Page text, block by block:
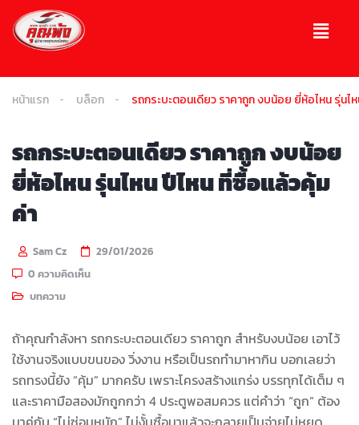
หน้าแรก บล็อก รถกระบะตอนเดียว ราคาถูก งบน้อย ยี่ห้อไหน รุ่นไ
รถกระบะตอนเดียว ราคาถูก งบน้อย
ยี่ห้อไหน รุ่นไหน ปีไหน ที่ซื้อแล้วคุ้ม
ค่า
Sam Cz
29/01/2026
0 ความคิดเห็น
บทความ
ถ้าคุณกำลังหา รถกระบะตอนเดียว ราคาถูก สำหรับงบน้อย เอาไว้
ใช้งานจริงแบบขนของ วิ่งงาน หรือเป็นรถทำมาหากิน บอกเลยว่า
รถทรงนี้ยัง “คุ้ม” มากครับ เพราะโครงสร้างแกร่ง บรรทุกได้เต็ม ๆ
และราคามือสองมักถูกกว่า 4 ประตูพอสมควร แต่คำว่า “ถูก” ต้อง